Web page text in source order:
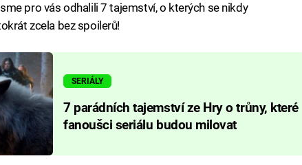
pro vás odhalili 7 tajemství, o kterých se nikdy
zcela bez spoilerů!
SERIÁLY
7 parádních tajemství ze Hry o trůny, které
fanoušci seriálu budou milovat